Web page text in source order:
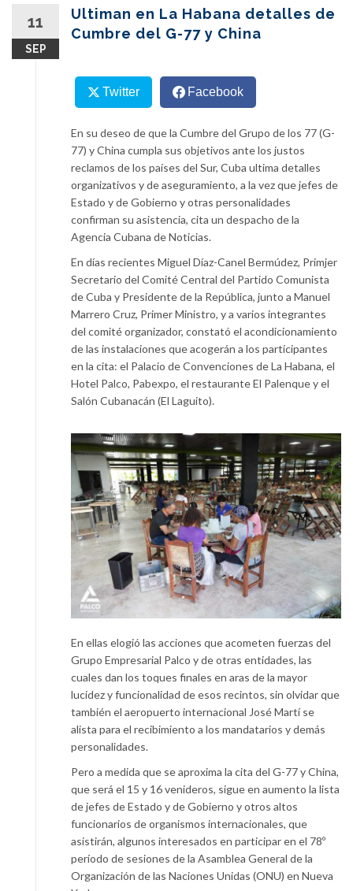
11
SEP
Ultiman en La Habana detalles de
Cumbre del G-77 y China
Twitter Facebook
En su deseo de que la Cumbre del Grupo de los 77 (G-
77) y China cumpla sus objetivos ante los justos
reclamos de los países del Sur, Cuba ultima detalles
organizativos y de aseguramiento, a la vez que jefes de
Estado y de Gobierno y otras personalidades
confirman su asistencia, cita un despacho de la
Agencia Cubana de Noticias.
En días recientes Miguel Díaz-Canel Bermúdez, Primjer
Secretario del Comité Central del Partido Comunista
de Cuba y Presidente de la República, junto a Manuel
Marrero Cruz, Primer Ministro, y a varios integrantes
del comité organizador, constató el acondicionamiento
de las instalaciones que acogerán a los participantes
en la cita: el Palacio de Convenciones de La Habana, el
Hotel Palco, Pabexpo, el restaurante El Palenque y el
Salón Cubanacán (El Laguito).
En ellas elogió las acciones que acometen fuerzas del
Grupo Empresarial Palco y de otras entidades, las
cuales dan los toques finales en aras de la mayor
lucidez y funcionalidad de esos recintos, sin olvidar que
también el aeropuerto internacional José Martí se
alista para el recibimiento a los mandatarios y demás
personalidades.
Pero a medida que se aproxima la cita del G-77 y China,
que será el 15 y 16 venideros, sigue en aumento la lista
de jefes de Estado y de Gobierno y otros altos
funcionarios de organismos internacionales, que
asistirán, algunos interesados en participar en el 78º
período de sesiones de la Asamblea General de la
Organización de las Naciones Unidas (ONU) en Nueva